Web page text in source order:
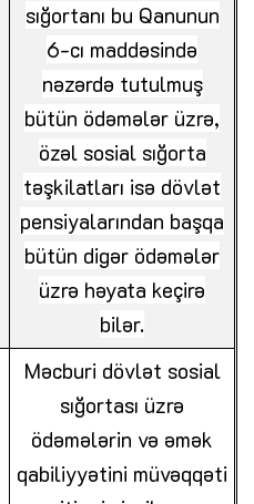
sığortanı bu Qanunun
6-cı maddəsində
nəzərdə tutulmuş
bütün ödəmələr üzrə,
özəl sosial sığorta
təşkilatları isə dövlət
pensiyalarından başqa
bütün digər ödəmələr
üzrə həyata keçirə
bilər.
Məcburi dövlət sosial
sığortası üzrə
ödəmələrin və əmək
qabiliyyətini müvəqqəti